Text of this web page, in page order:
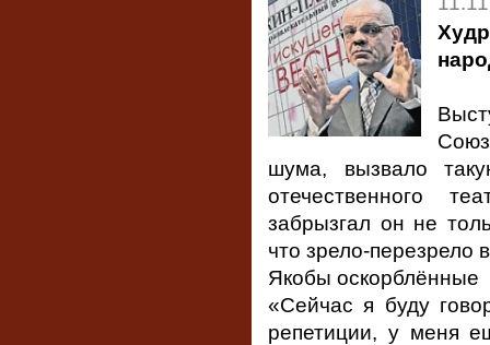
шума, вызвало
отечественного
забрызгал он не
что зрело-перезрело
Якобы оскорблённые
«Сейчас я буду
репетиции, у меня